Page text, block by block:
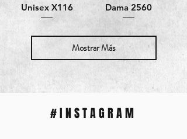
Unisex X116 Dama 2560
Mostrar Más
#INSTAGRAM